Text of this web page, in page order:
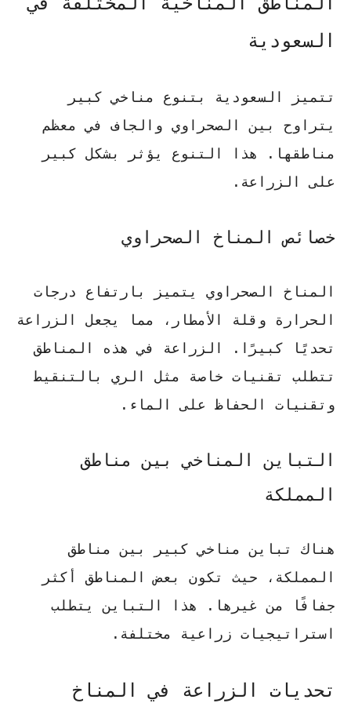
السعودية
تتميز السعودية بتنوع مناخي كبير
يتراوح بين الصحراوي والجاف في معظم
مناطقها. هذا التنوع يؤثر بشكل كبير
على الزراعة.
خصائص المناخ الصحراوي
المناخ الصحراوي يتميز بارتفاع درجات
الحرارة وقلة الأمطار، مما يجعل الزراعة
تحديًا كبيرًا.
الزراعة في هذه المناطق
تتطلب تقنيات خاصة مثل الري بالتنقيط
وتقنيات الحفاظ على الماء.
التباين المناخي بين مناطق
المملكة
هناك تباين مناخي كبير بين مناطق
المملكة، حيث تكون بعض المناطق أكثر
جفافًا من غيرها. هذا التباين يتطلب
استراتيجيات زراعية مختلفة.
تحديات الزراعة في المناخ